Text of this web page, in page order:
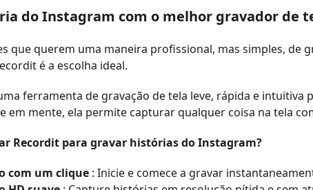
do Instagram com o melhor gravador de
que querem uma maneira profissional, mas simples, de
é a escolha ideal.
ferramenta de gravação de tela leve, rápida e intuitiva
em mente, ela permite capturar qualquer coisa na tela
Recordit para gravar histórias do Instagram?
com um clique : Inicie e comece a gravar